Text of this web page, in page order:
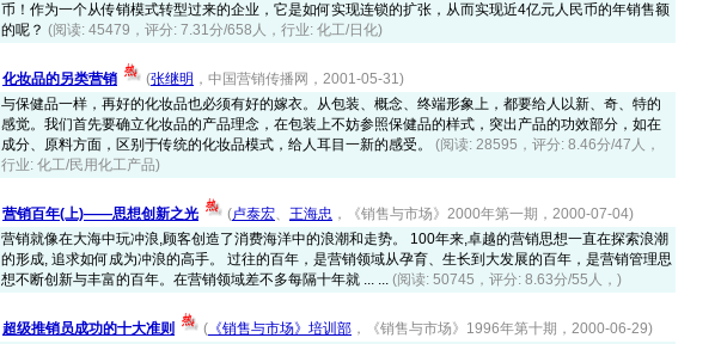
币！作为一个从传销模式转型过来的企业，它是如何实现连锁的扩张，从而实现近4亿元人民币的年销售额
的呢？ (阅读: 45479，评分: 7.31分/658人，行业: 化工/日化)
化妆品的另类营销 (张继明 ，中国营销传播网，2001-05-31)
与保健品一样，再好的化妆品也必须有好的嫁衣。从包装、概念、终端形象上，都要给人以新、奇、特的
感觉。我们首先要确立化妆品的产品理念，在包装上不妨参照保健品的样式，突出产品的功效部分，如在
成分、原料方面，区别于传统的化妆品模式，给人耳目一新的感受。 (阅读: 28595，评分: 8.46分/47人，
行业: 化工/民用化工产品)
营销百年(上)——思想创新之光 (卢泰宏、 王海忠 ，《销售与市场》2000年第一期，2000-07-04)
营销就像在大海中玩冲浪,顾客创造了消费海洋中的浪潮和走势。 100年来,卓越的营销思想一直在探索浪潮
的形成, 追求如何成为冲浪的高手。 过往的百年，是营销领域从孕育、生长到大发展的百年，是营销管理思
想不断创新与丰富的百年。在营销领域差不多每隔十年就 ... ... (阅读: 50745，评分: 8.63分/55人，)
超级推销员成功的十大准则 ( 《销售与市场》培训部 ，《销售与市场》1996年第十期，2000-06-29)